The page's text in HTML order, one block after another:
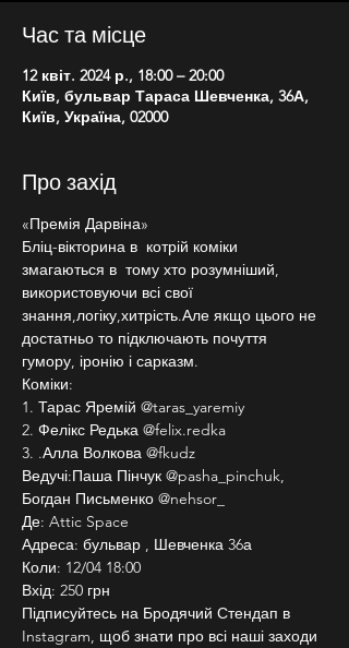
Час та місце
12 квіт. 2024 р., 18:00 – 20:00
Київ, бульвар Тараса Шевченка, 36А,
Київ, Україна, 02000
Про захід
«Премія Дарвіна»
Бліц-вікторина в  котрій коміки
змагаються в  тому хто розумніший,
використовуючи всі свої
знання,логіку,хитрість.Але якщо цього не
достатньо то підключають почуття
гумору, іронію і сарказм.
Коміки:
1. Тарас Яремій @taras_yaremiy
2. Фелікс Редька @felix.redka
3. .Алла Волкова @fkudz
Ведучі:Паша Пінчук @pasha_pinchuk,
Богдан Письменко @nehsor_
Де: Attic Space
Адреса: бульвар , Шевченка 36а
Коли: 12/04 18:00
Вхід: 250 грн
Підписуйтесь на Бродячий Стендап в
Instagram, щоб знати про всі наші заходи